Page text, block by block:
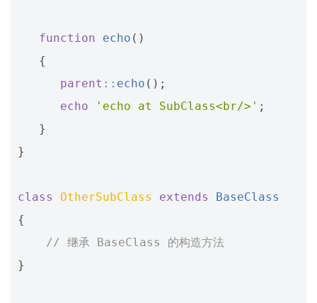
function echo ()
{
parent :: echo ();
echo
'echo at SubClass<br/>' ;
}
}
class OtherSubClass extends
BaseClass
{
// 继承 BaseClass 的构造方法
}